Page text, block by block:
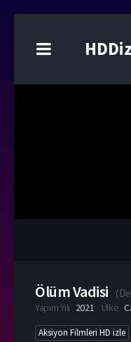
Ölüm Vadisi (
Yapım Yılı 2021 Ülke
Aksiyon Filmleri HD izle